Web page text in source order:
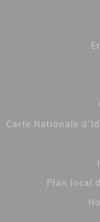
Carte Nationale
Plan local